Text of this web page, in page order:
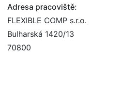
Adresa pracoviště:
FLEXIBLE COMP s.r.o.
Bulharská 1420/13
70800